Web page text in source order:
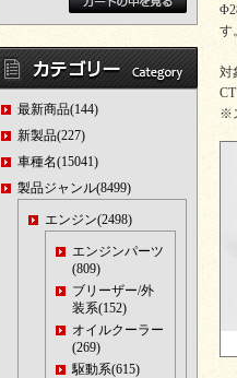
最新商品(144)
新製品(227)
車種名(15041)
製品ジャンル(8499)
エンジン(2498)
エンジンパーツ
(809)
ブリーザー/外
装系(152)
オイルクーラー
(269)
駆動系(615)
す。
対
※